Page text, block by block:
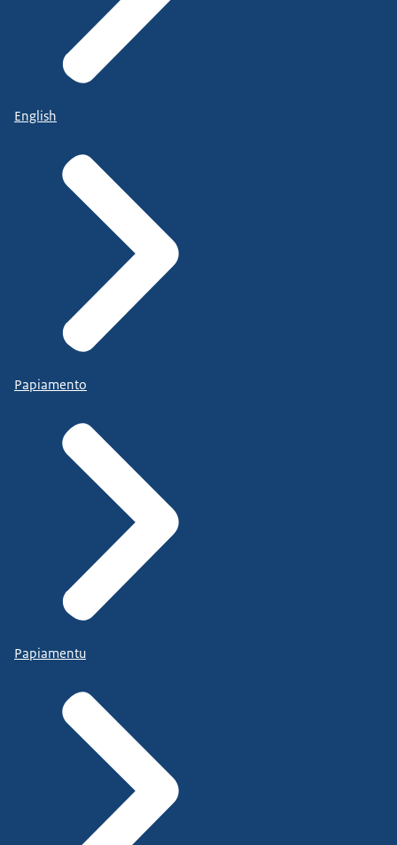
English
Papiamento
Papiamentu